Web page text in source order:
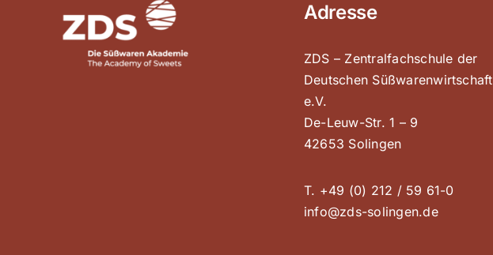
Adresse
ZDS – Zentralfachschule der
Deutschen Süßwarenwirtschaft
e.V.
De-Leuw-Str. 1 – 9
42653 Solingen
T. +49 (0) 212 / 59 61-0
info@zds-solingen.de